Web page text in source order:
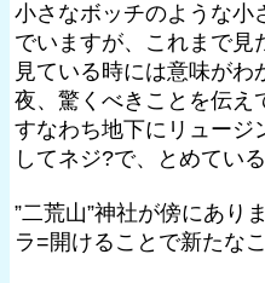
小さなボッチのような小
でいますが、これまで見
見ている時には意味が
夜、驚くべきことを伝え
すなわち地下にリュージ
してネジ?で、とめてい
”二荒山”神社が傍にあり
ラ=開けることで新たな